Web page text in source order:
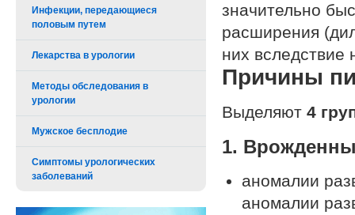
Инфекции, передающиеся
половым путем
Лекарства в урологии
Методы обследования в
урологии
Мужское бесплодие
Симптомы урологических
заболеваний
значительно
расширения
них вследствие
Причины
Выделяют 4
1.
аномалии
аномалии